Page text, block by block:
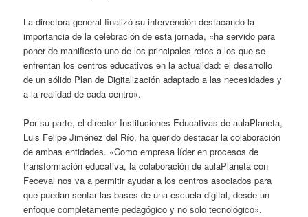
La directora general finalizó su intervención destacando la
importancia de la celebración de esta jornada, «ha servido para
poner de manifiesto uno de los principales retos a los que se
enfrentan los centros educativos en la actualidad: el desarrollo
de un sólido Plan de Digitalización adaptado a las necesidades y
a la realidad de cada centro».
Por su parte, el director Instituciones Educativas de aulaPlaneta,
Luis Felipe Jiménez del Río, ha querido destacar la colaboración
de ambas entidades. «Como empresa líder en procesos de
transformación educativa, la colaboración de aulaPlaneta con
Feceval nos va a permitir ayudar a los centros asociados para
que puedan sentar las bases de una escuela digital, desde un
enfoque completamente pedagógico y no solo tecnológico».